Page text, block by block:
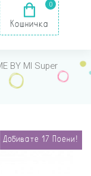
0
Кошничка
BY MI Super
Добивате 17 Поени!